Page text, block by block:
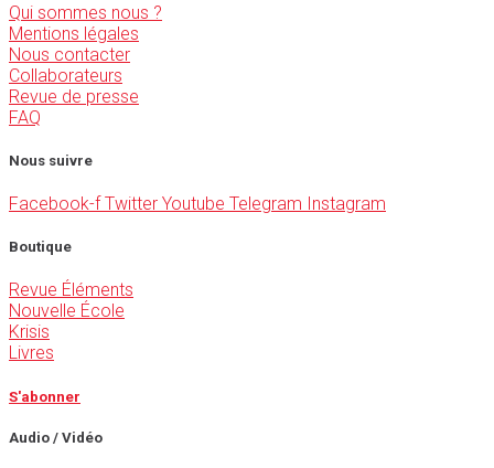
Qui sommes nous ?
Mentions légales
Nous contacter
Collaborateurs
Revue de presse
FAQ
Nous suivre
Facebook-f Twitter Youtube Telegram Instagram
Boutique
Revue Éléments
Nouvelle École
Krisis
Livres
S'abonner
Audio / Vidéo